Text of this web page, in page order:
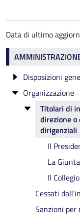
Data di ultimo
Disposizioni
Atti generali
Organizzazione
Titolari di
direzione
dirigenziali
Il
La
Il
Cessati
Sanzioni per